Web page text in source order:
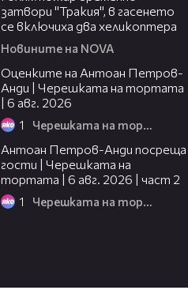
затвори "Тракия", в гасенето
се включиха два хеликоптера
Новините на NOVA
Оценките на Антоан Петров-
Анди | Черешката на тортата
| 6 авг. 2026
1 Черешката на тортата
Антоан Петров-Анди посреща
гости | Черешката на
тортата | 6 авг. 2026 | част 2
1 Черешката на тортата